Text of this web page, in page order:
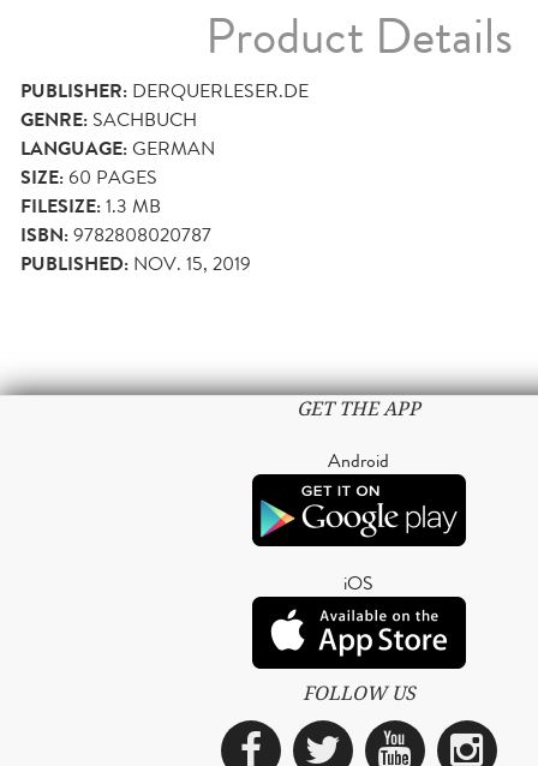
Product Details
PUBLISHER: DERQUERLESER.DE
GENRE: SACHBUCH
LANGUAGE:GERMAN
SIZE:60 PAGES
FILESIZE:1.3 MB
ISBN:9782808020787
PUBLISHED: NOV. 15, 2019
GET THE APP
Android
iOS
FOLLOW US
Facebook
Twitter